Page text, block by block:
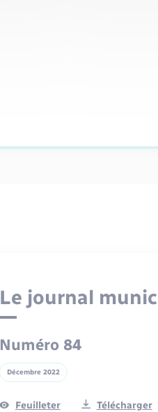
Le journal
Numéro 84
Décembre 2022
Feuilleter Télécharger